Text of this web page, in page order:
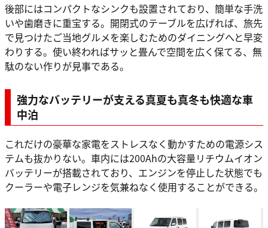
後部にはコンパクトなシンクも設置されており、簡単な手洗
いや歯磨きに重宝する。開閉式のテーブルを広げれば、旅先
で見つけたご当地グルメを楽しむためのダイニングへと早変
わりする。使い終わればサッと畳んで空間を広く保てる、無
駄のない作りが見事である。
強力なバッテリーが支える真夏も真冬も快適な車
中泊
これだけの豪華な家電をストレスなく動かすための電源シス
テムも抜かりない。車内には200Ahの大容量リチウムイオン
バッテリーが搭載されており、エンジンを停止した状態でも
クーラーや電子レンジを気兼ねなく使用することができる。